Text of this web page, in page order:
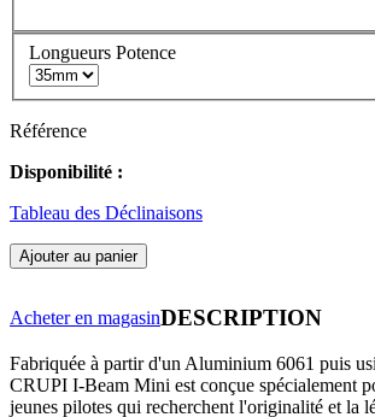
Longueurs Potence
Référence
Disponibilité :
Tableau des Déclinaisons
Ajouter au panier
Acheter en magasinDESCRIPTION
Fabriquée à partir d'un Aluminium 6061 puis
CRUPI I-Beam Mini est conçue spécialement
jeunes pilotes qui recherchent l'originalité et la